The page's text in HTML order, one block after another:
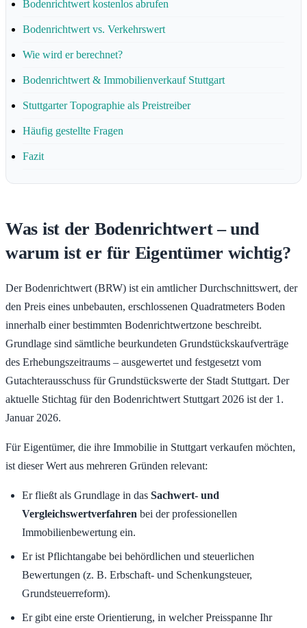
Bodenrichtwert kostenlos abrufen
Bodenrichtwert vs. Verkehrswert
Wie wird er berechnet?
Bodenrichtwert & Immobilienverkauf Stuttgart
Stuttgarter Topographie als Preistreiber
Häufig gestellte Fragen
Fazit
Was ist der Bodenrichtwert – und
warum ist er für Eigentümer wichtig?
Der Bodenrichtwert (BRW) ist ein amtlicher Durchschnittswert, der
den Preis eines unbebauten, erschlossenen Quadratmeters Boden
innerhalb einer bestimmten Bodenrichtwertzone beschreibt.
Grundlage sind sämtliche beurkundeten Grundstückskaufverträge
des Erhebungszeitraums – ausgewertet und festgesetzt vom
Gutachterausschuss für Grundstückswerte der Stadt Stuttgart. Der
aktuelle Stichtag für den Bodenrichtwert Stuttgart 2026 ist der 1.
Januar 2026.
Für Eigentümer, die ihre Immobilie in Stuttgart verkaufen möchten,
ist dieser Wert aus mehreren Gründen relevant:
Er fließt als Grundlage in das Sachwert- und
Vergleichswertverfahren bei der professionellen
Immobilienbewertung ein.
Er ist Pflichtangabe bei behördlichen und steuerlichen
Bewertungen (z. B. Erbschaft- und Schenkungsteuer,
Grundsteuerreform).
Er gibt eine erste Orientierung, in welcher Preisspanne Ihr